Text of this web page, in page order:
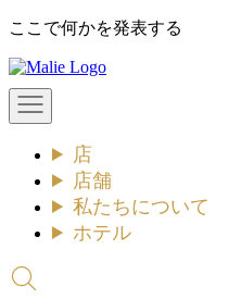
コ
テ
ン
ツ
ここで何かを発表する
Malie
メ
ニ
店
店舗
私たちについて
ホテル
検